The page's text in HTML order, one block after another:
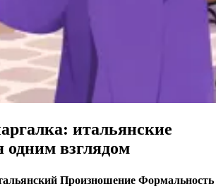
итальянские
одним взглядом
Произношение Формальность